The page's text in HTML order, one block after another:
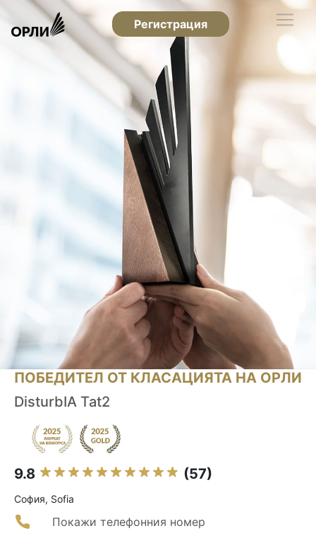
Регистрация
ПОБЕДИТЕЛ ОТ КЛАСАЦИЯТА НА ОРЛИ
DisturbIA Tat2
9.8 (57)
София, Sofia
Покажи телефонния номер